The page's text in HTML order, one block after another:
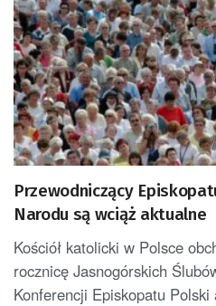
Przewodniczący
Narodu są wciąż aktualne
Kościół katolicki w Polsce
rocznicę Jasnogórskich
Konferencji Episkopatu Polski